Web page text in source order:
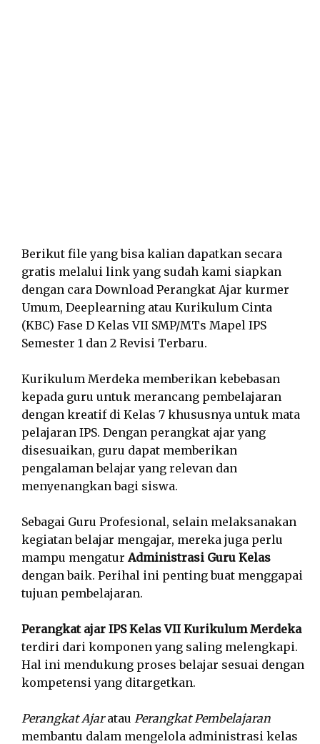
Berikut file yang bisa kalian dapatkan secara
gratis melalui link yang sudah kami siapkan
dengan cara Download Perangkat Ajar kurmer
Umum, Deeplearning atau Kurikulum Cinta
(KBC) Fase D Kelas VII SMP/MTs Mapel IPS
Semester 1 dan 2 Revisi Terbaru.
Kurikulum Merdeka memberikan kebebasan
kepada guru untuk merancang pembelajaran
dengan kreatif di Kelas 7 khususnya untuk mata
pelajaran IPS. Dengan perangkat ajar yang
disesuaikan, guru dapat memberikan
pengalaman belajar yang relevan dan
menyenangkan bagi siswa.
Sebagai Guru Profesional, selain melaksanakan
kegiatan belajar mengajar, mereka juga perlu
mampu mengaturAdministrasi Guru Kelas
dengan baik. Perihal ini penting buat menggapai
tujuan pembelajaran.
Perangkat ajar IPS Kelas VII Kurikulum Merdeka
terdiri dari komponen yang saling melengkapi.
Hal ini mendukung proses belajar sesuai dengan
kompetensi yang ditargetkan.
Perangkat Ajaratau Perangkat Pembelajaran
membantu dalam mengelola administrasi kelas